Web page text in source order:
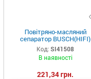
Повітряно-масляний
сепаратор BUSCH(HIFI)
Код: SI41508
В наявності
221,34 грн.